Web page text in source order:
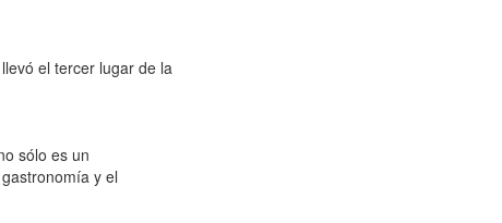
el tercer lugar de la
sólo es un
y el